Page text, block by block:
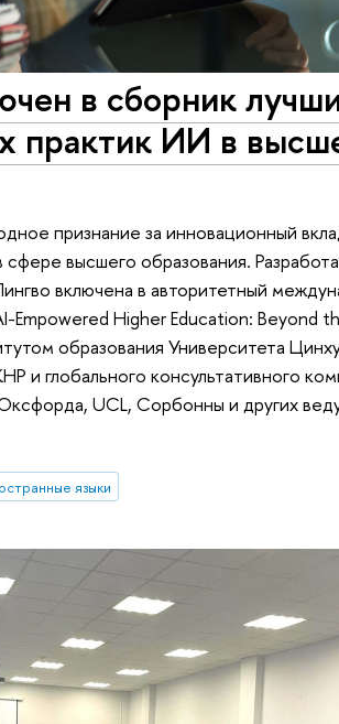
в сборник
практик ИИ в
признание за инновационный
высшего образования.
включена в авторитетный
Empowered Higher Education: Beyond
образования Университета
и глобального консультативного
UCL, Сорбонны и других
языки